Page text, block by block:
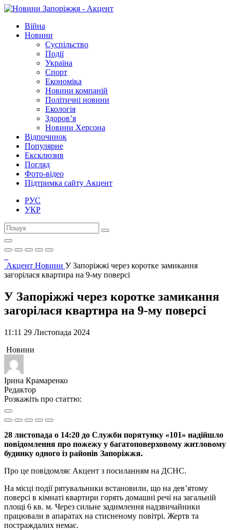
Війна
Новини
Суспільство
Події
Україна
Спорт
Економіка
Новини компаній
Політичні новини
Екологія
Здоров’я
Новини Херсона
Відпочинок
Популярне
Ексклюзив
Погляд
Фото-відео
Підтримка сайту Акцент
РУС
УКР
Акцент Новини У Запоріжжі через коротке замикання
загорілася квартира на 9-му поверсі
У Запоріжжі через коротке замикання
загорілася квартира на 9-му поверсі
11:11 29 Листопада 2024
Новини
Ірина Крамаренко
Редактор
Розкажіть про статтю:
28 листопада о 14:20 до Служби порятунку «101» надійшло
повідомлення про пожежу у багатоповерховому житловому
будинку одного із районів Запоріжжя.
Про це повідомляє Акцент з посиланням на ДСНС.
На місці події рятувальники встановили, що на дев’ятому
поверсі в кімнаті квартири горять домашні речі на загальній
площі 6 кв. м. Через сильне задимлення надзвичайники
працювали в апаратах на стисненому повітрі. Жертв та
постраждалих немає.